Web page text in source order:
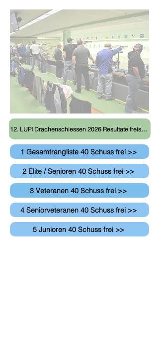
12. LUPI Drachenschiessen 2026 Resultate
1 Gesamtrangliste 40 Schuss frei >>
2 Elite / Senioren 40 Schuss frei >>
3 Veteranen 40 Schuss frei >>
4 Seniorveteranen 40 Schuss frei >>
5 Junioren 40 Schuss frei >>